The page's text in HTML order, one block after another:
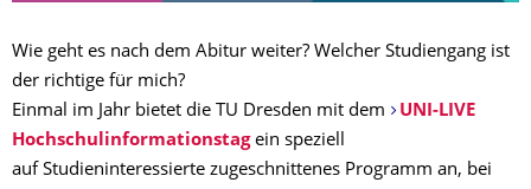
Wie geht es nach dem Abitur weiter? Welcher Studiengang ist
der richtige für mich?
Einmal im Jahr bietet die TU Dresden mit dem
UNI-LIVE
Hochschulinformationstagein speziell
auf Studieninteressierte zugeschnittenes Programm an, bei